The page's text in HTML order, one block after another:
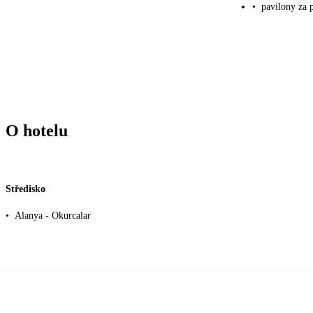
• pavilony za
O hotelu
Středisko
• Alanya - Okurcalar